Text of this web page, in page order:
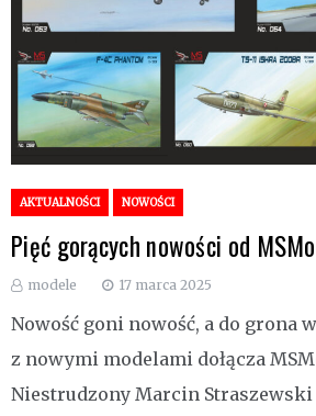
AKTUALNOŚCI NOWOŚCI
Pięć gorących nowości od
modele 17 marca 2025
Nowość goni nowość, a do grona
z nowymi modelami dołącza
Niestrudzony Marcin